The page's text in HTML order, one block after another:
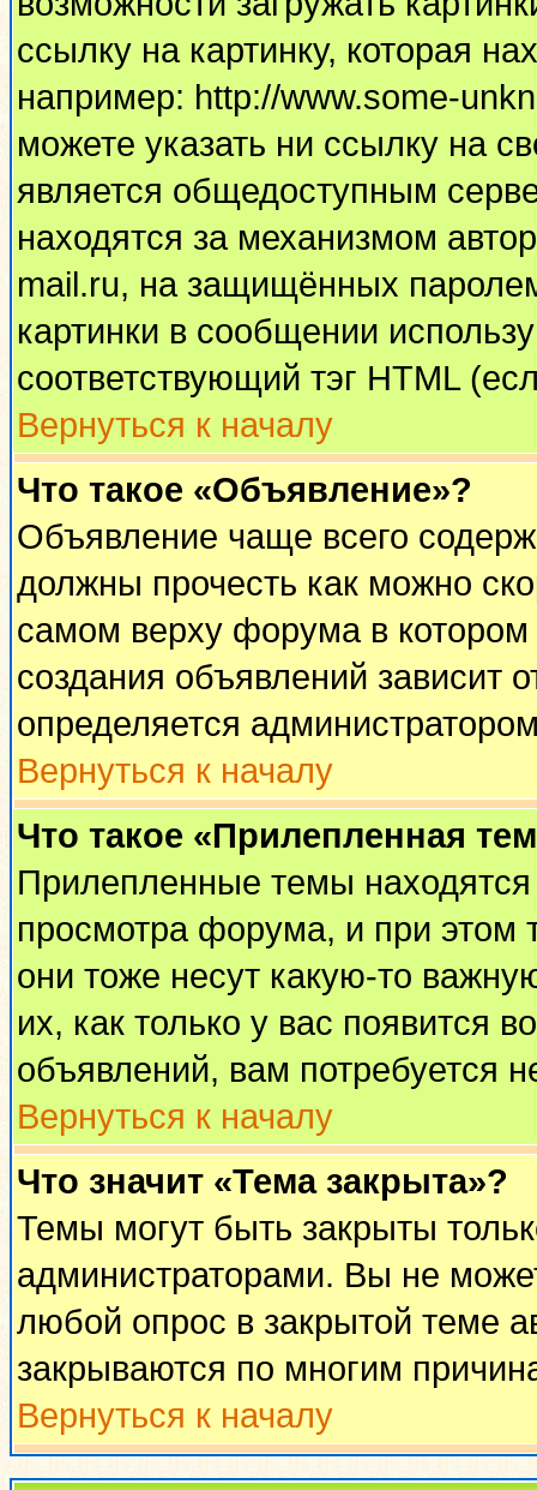
ссылку на картинку, которая
например: http://www.some-
можете указать ни ссылку на
является общедоступным
находятся за механизмом
mail.ru, на защищённых
картинки в сообщении
соответствующий тэг HTML
Вернуться к началу
Что такое «Объявление»?
Объявление чаще всего
должны прочесть как можно
самом верху форума в
создания объявлений зависит
определяется
Вернуться к началу
Что такое «Прилепленная
Прилепленные темы
просмотра форума, и при этом
они тоже несут какую-то
их, как только у вас появится
объявлений, вам потребуется
Вернуться к началу
Что значит «Тема закрыта»?
Темы могут быть закрыты
администраторами. Вы не
любой опрос в закрытой теме
закрываются по многим
Вернуться к началу